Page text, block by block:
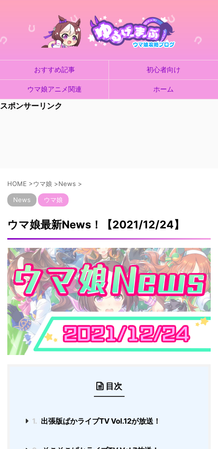
おすすめ記事 初心者向け
ウマ娘アニメ関連 ホーム
スポンサーリンク
HOME >ウマ娘 >News >
News ウマ娘
ウマ娘最新News！【2021/12/24】
目次
1. 出張版ぱかライブTV Vol.12が放送！